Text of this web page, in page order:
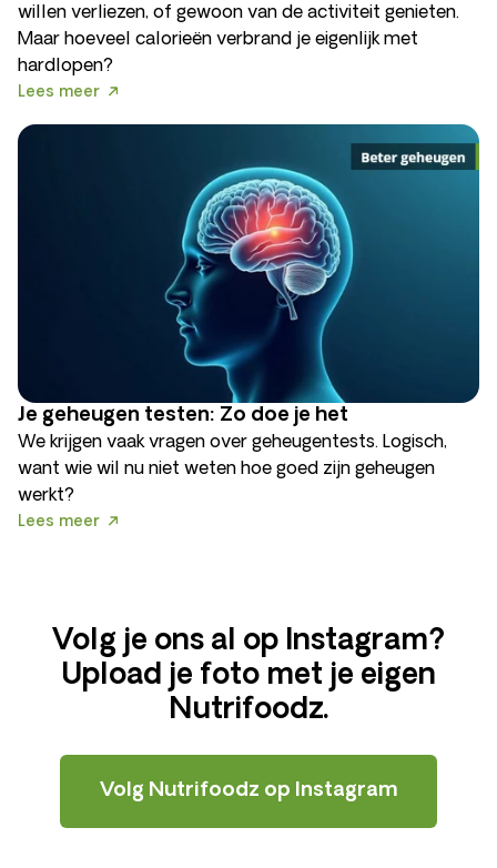
willen verliezen, of gewoon van de activiteit genieten.
Maar hoeveel calorieën verbrand je eigenlijk met
hardlopen?
Lees meer
Je geheugen testen: Zo doe je het
We krijgen vaak vragen over geheugentests. Logisch,
want wie wil nu niet weten hoe goed zijn geheugen
werkt?
Lees meer
Volg je ons al op Instagram?
Upload je foto met je eigen
Nutrifoodz.
Volg Nutrifoodz op Instagram